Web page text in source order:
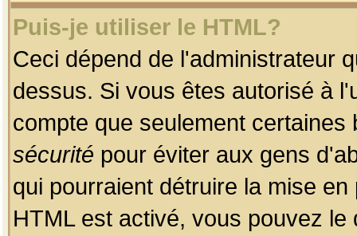
Puis-je utiliser le HTML?
Ceci dépend de l'administrateur
dessus. Si vous êtes autorisé à
compte que seulement
sécurité pour éviter aux gens
qui pourraient détruire la mise
HTML est activé, vous pouvez